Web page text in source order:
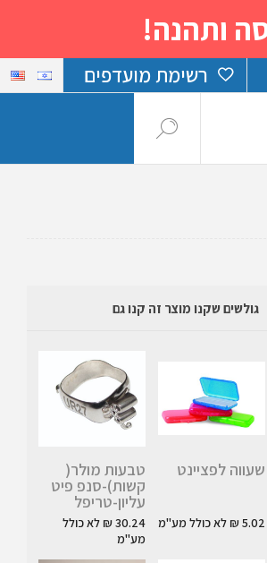
רשימת מועדפים
גולשים שקנו מוצר זה קנו גם
שעווה לפציינט
5.02 ₪ לא כולל מע"מ
טבעות מולר(
קשות)-סנפ פיט
עליון-טריפל
30.24 ₪ לא כולל
מע"מ